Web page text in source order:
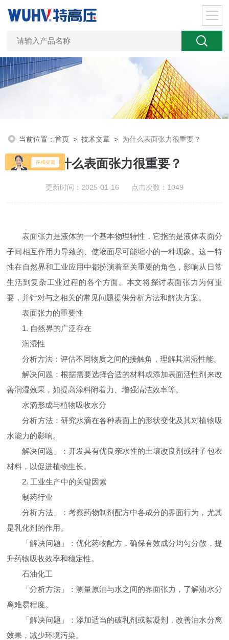
当前位置：首页 >技术文章 > 为什么表面张力很重要？
为什么表面张力很重要？
更新时间：2025-01-16 点击次数：1049
表面张力是液体的一个基本物理特性，它指的是液体表面分
子间相互作用力导致的、使液面尽可能缩小的一种现象。这一特
性在自然界和工业应用中都扮演着至关重要的角色，影响从日常
生活到复杂工业过程的各个方面。本文将探讨表面张力为何重
要，并针对与之相关的常见问题提供分析方法和解决方案。
表面张力的重要性
1. 自然界的广泛存在
润湿性
分析方法：评估不同物质之间的接触角，理解其润湿性能。
解决问题：根据需要选择合适的材料或添加表面活性剂来改
善润湿效果，如提高涂料附着力、增强清洁效率等。
水滴形成与植物吸收水分
分析方法：研究水滴在各种表面上的形状变化及其对植物吸
水能力的影响。
解决问题」：开发具有优良亲水性的土壤改良剂或种子包衣
材料，以促进植物生长。
2. 工业生产中的关键因素
制药行业
分析方法」：考察药物制剂配方中各成分的界面行为，尤其
是乳化剂的作用。
「解决问题」：优化药物配方，确保有效成分均匀分散，提
升药物吸收效率和稳定性。
石油化工
「分析方法」：测量原油与水之间的界面张力，了解油水分
离难易程度。
「解决问题」：添加适当的破乳剂或絮凝剂，改善油水分离
效果，减少环境污染。